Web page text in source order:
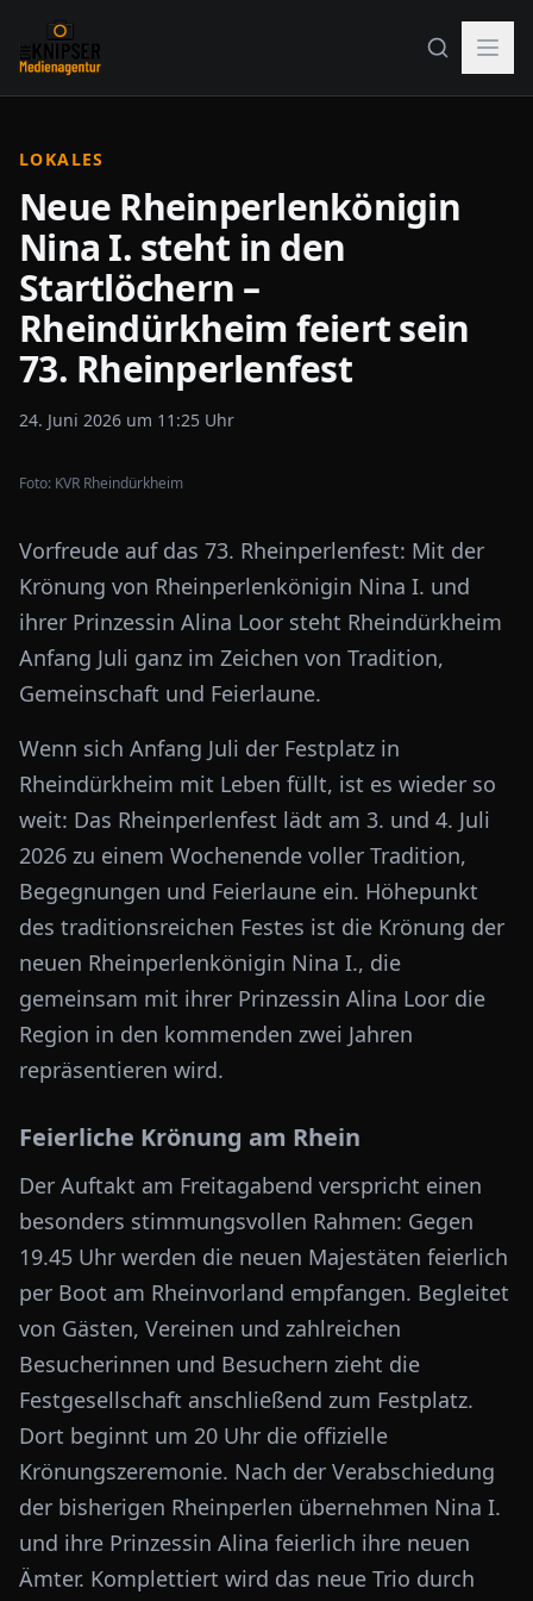
LOKALES
Neue Rheinperlenkönigin
Nina I. steht in den
Startlöchern –
Rheindürkheim feiert sein
73. Rheinperlenfest
24. Juni 2026 um 11:25 Uhr
Foto: KVR Rheindürkheim
Vorfreude auf das 73. Rheinperlenfest: Mit der
Krönung von Rheinperlenkönigin Nina I. und
ihrer Prinzessin Alina Loor steht Rheindürkheim
Anfang Juli ganz im Zeichen von Tradition,
Gemeinschaft und Feierlaune.
Wenn sich Anfang Juli der Festplatz in
Rheindürkheim mit Leben füllt, ist es wieder so
weit: Das Rheinperlenfest lädt am 3. und 4. Juli
2026 zu einem Wochenende voller Tradition,
Begegnungen und Feierlaune ein. Höhepunkt
des traditionsreichen Festes ist die Krönung der
neuen Rheinperlenkönigin Nina I., die
gemeinsam mit ihrer Prinzessin Alina Loor die
Region in den kommenden zwei Jahren
repräsentieren wird.
Feierliche Krönung am Rhein
Der Auftakt am Freitagabend verspricht einen
besonders stimmungsvollen Rahmen: Gegen
19.45 Uhr werden die neuen Majestäten feierlich
per Boot am Rheinvorland empfangen. Begleitet
von Gästen, Vereinen und zahlreichen
Besucherinnen und Besuchern zieht die
Festgesellschaft anschließend zum Festplatz.
Dort beginnt um 20 Uhr die offizielle
Krönungszeremonie. Nach der Verabschiedung
der bisherigen Rheinperlen übernehmen Nina I.
und ihre Prinzessin Alina feierlich ihre neuen
Ämter. Komplettiert wird das neue Trio durch